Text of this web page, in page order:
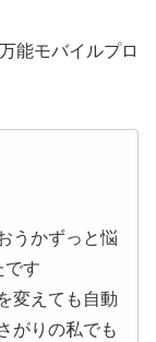
能モバイルプロ
うかずっと悩
です
変えても自動
がりの私でも